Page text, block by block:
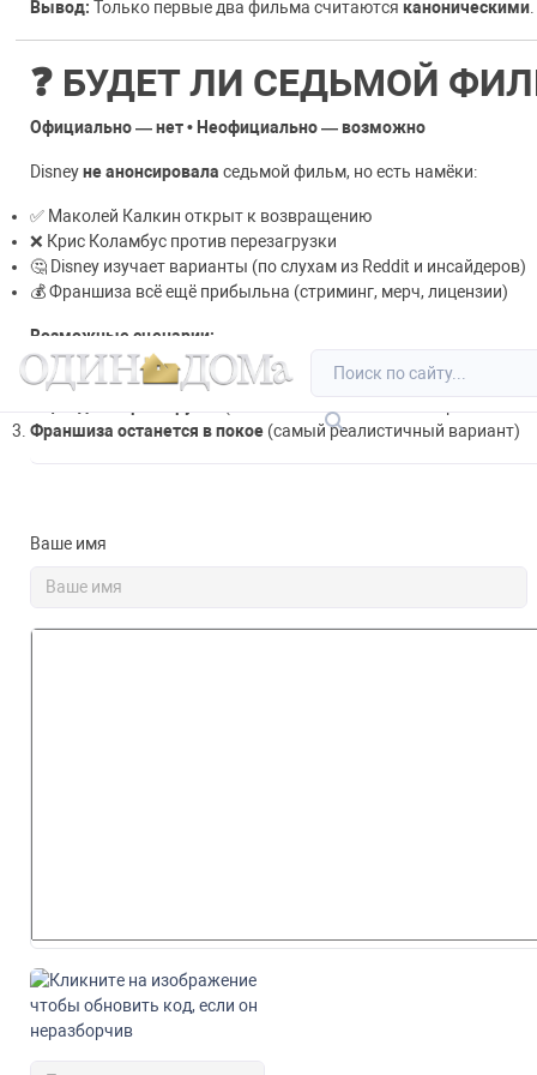
Главная Новости Обратная связь
Вывод: Только первые два фильма считаются каноническими
❓ БУДЕТ ЛИ СЕДЬМОЙ
Официально — нет • Неофициально — возможно
Disney не анонсировала седьмой фильм, но есть намёки:
✅ Маколей Калкин открыт к возвращению
❌ Крис Коламбус против перезагрузки
🤔 Disney изучает варианты (по слухам из Reddit и инсайдеров)
💰 Франшиза всё ещё прибыльна (стриминг, мерч, лицензии)
Возможные сценарии:
Легаси-сиквелс Калкиным (при участии Коламбуса)
Франшиза останется в покое (самый реалистичный вариант)
Ваше имя